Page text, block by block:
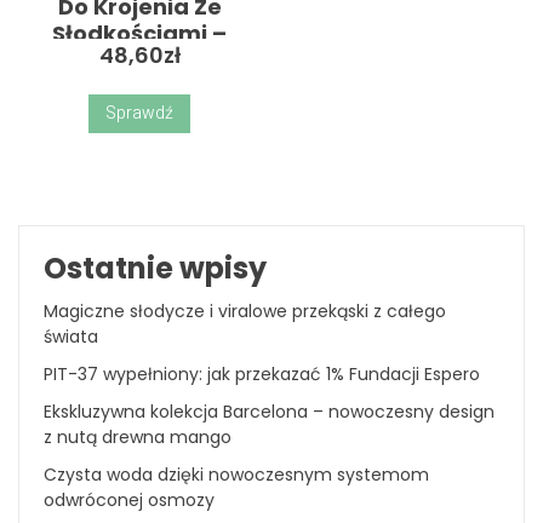
Do Krojenia Ze
Słodkościami –
Zabawka
48,60zł
Sprawdź
Ostatnie wpisy
Magiczne słodycze i viralowe przekąski z całego
świata
PIT-37 wypełniony: jak przekazać 1% Fundacji Espero
Ekskluzywna kolekcja Barcelona – nowoczesny design
z nutą drewna mango
Czysta woda dzięki nowoczesnym systemom
odwróconej osmozy